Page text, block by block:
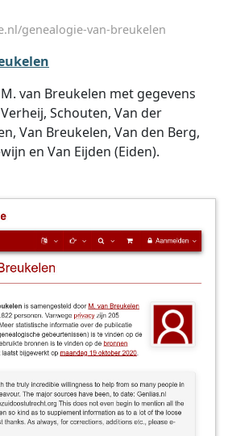
genealogie-van-breukelen
van Breukelen met gegevens
Schouten, Van der
Van Breukelen, Van den Berg,
en Van Eijden (Eiden).